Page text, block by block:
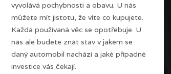
vyvolává pochybnosti a obavu. U nás
můžete mít jistotu, že víte co kupujete.
Každá používaná věc se opotřebuje. U
nás ale budete znát stav v jakém se
daný automobil nachází a jaké případné
investice vás čekají.